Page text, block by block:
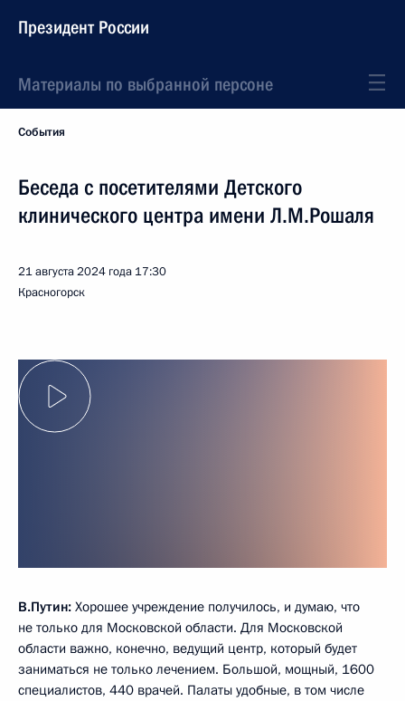
Президент России
Материалы по выбранной персоне
События
Беседа с посетителями Детского
клинического центра имени Л.М.Рошаля
21 августа 2024 года 17:30
Красногорск
В.Путин: Хорошее учреждение получилось, и думаю, что
не только для Московской области. Для Московской
области важно, конечно, ведущий центр, который будет
заниматься не только лечением. Большой, мощный, 1600
специалистов, 440 врачей. Палаты удобные, в том числе